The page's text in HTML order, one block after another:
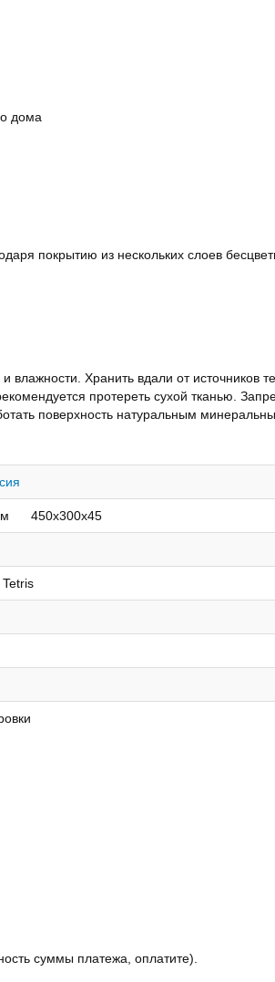
дома
покрытию из нескольких слоев
влажности. Хранить вдали от источников
протереть сухой тканью.
поверхность натуральным
450х300х45
суммы платежа, оплатите).